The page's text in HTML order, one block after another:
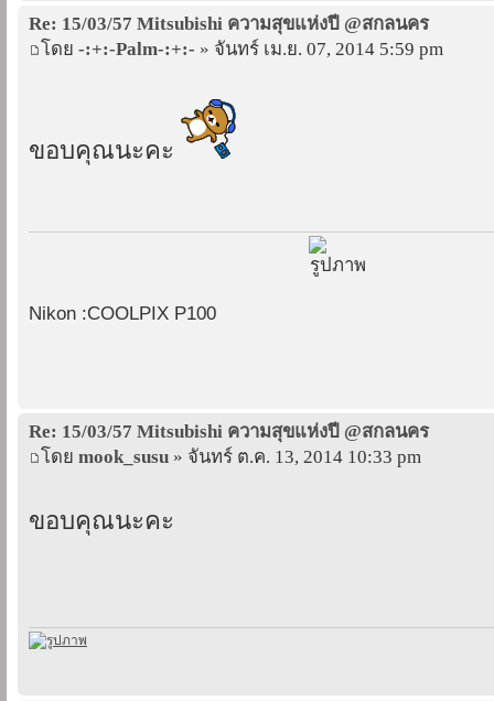
Re: 15/03/57 Mitsubishi ความสุขแห่งปี @สกลนคร
โดย -:+:-Palm-:+:- » จันทร์ เม.ย. 07, 2014 5:59 pm
ขอบคุณนะคะ
Nikon :COOLPIX P100
Re: 15/03/57 Mitsubishi ความสุขแห่งปี @สกลนคร
โดย mook_susu » จันทร์ ต.ค. 13, 2014 10:33 pm
ขอบคุณนะคะ